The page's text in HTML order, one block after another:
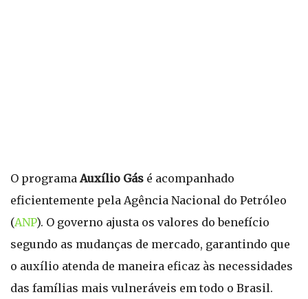
O programaAuxílio Gás é acompanhado
eficientemente pela Agência Nacional do Petróleo
(ANP). O governo ajusta os valores do benefício
segundo as mudanças de mercado, garantindo que
o auxílio atenda de maneira eficaz às necessidades
das famílias mais vulneráveis em todo o Brasil.